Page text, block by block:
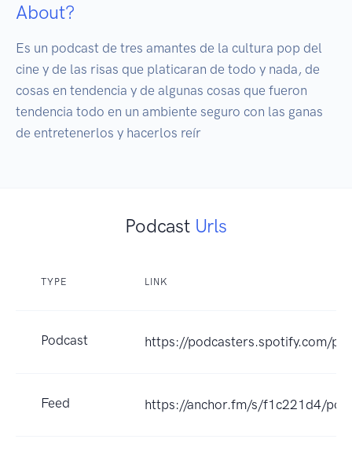
About?
Es un podcast de tres amantes de la cultura pop del
cine y de las risas que platicaran de todo y nada, de
cosas en tendencia y de algunas cosas que fueron
tendencia todo en un ambiente seguro con las ganas
de entretenerlos y hacerlos reír
Podcast Urls
TYPE LINK
Podcast https://podcasters.spotify.com/
Feed https://anchor.fm/s/f1c221d4/